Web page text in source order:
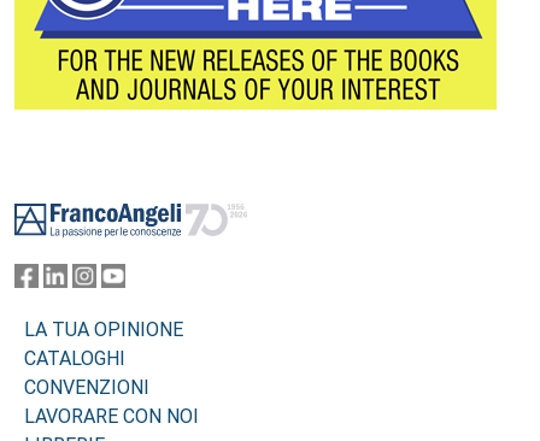
LA TUA OPINIONE
CATALOGHI
CONVENZIONI
LAVORARE CON NOI